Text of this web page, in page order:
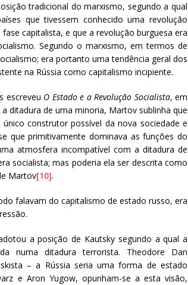
tradicional do marxismo, segundo a qual
que tivessem conhecido uma revolução
capitalista, e que a revolução burguesa era
Segundo o marxismo, em termos de
era portanto uma tendência geral dos
na Rússia como capitalismo incipiente.
escreveu O Estado e a Revolução Socialista, em
ditadura de uma minoria, Martov sublinha que
construtor possível da nova sociedade e
que primitivamente dominava as funções do
atmosfera incompatível com a ditadura de
socialista; mas poderia ela ser descrita como
Martov[10].
falavam do capitalismo de estado russo, era
a posição de Kautsky segundo a qual a
numa ditadura terrorista. Theodore Dan
– a Rússia seria uma forma de estado
e Aron Yugow, opunham-se a esta visão,